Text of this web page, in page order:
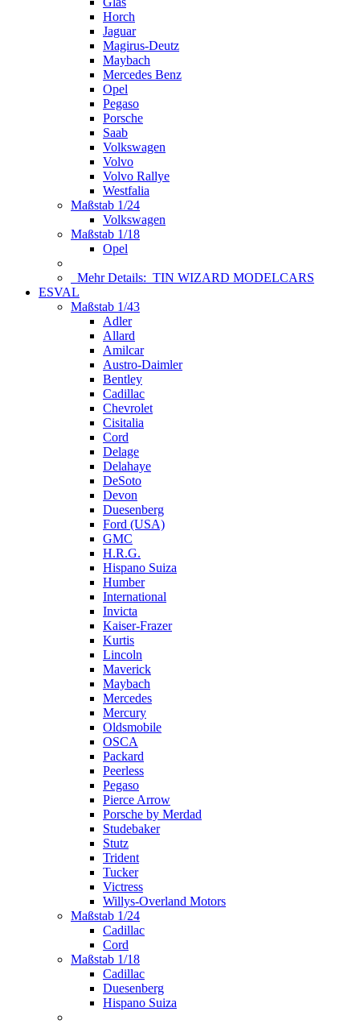
Horch
Jaguar
Magirus-Deutz
Maybach
Mercedes Benz
Opel
Pegaso
Porsche
Saab
Volkswagen
Volvo
Volvo Rallye
Westfalia
Maßstab 1/24
Volkswagen
Maßstab 1/18
Opel
Mehr Details: TIN WIZARD MODELCARS
ESVAL
Maßstab 1/43
Adler
Allard
Amilcar
Austro-Daimler
Bentley
Cadillac
Chevrolet
Cisitalia
Cord
Delage
Delahaye
DeSoto
Devon
Duesenberg
Ford (USA)
GMC
H.R.G.
Hispano Suiza
Humber
International
Invicta
Kaiser-Frazer
Kurtis
Lincoln
Maverick
Maybach
Mercedes
Mercury
Oldsmobile
OSCA
Packard
Peerless
Pegaso
Pierce Arrow
Porsche by Merdad
Studebaker
Stutz
Trident
Tucker
Victress
Willys-Overland Motors
Maßstab 1/24
Cadillac
Cord
Maßstab 1/18
Cadillac
Duesenberg
Hispano Suiza